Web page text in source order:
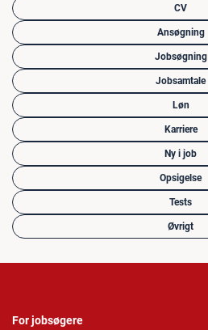
CV
Ansøgning
Jobsøgning
Jobsamtale
Løn
Karriere
Ny i job
Opsigelse
Tests
Øvrigt
For jobsøgere